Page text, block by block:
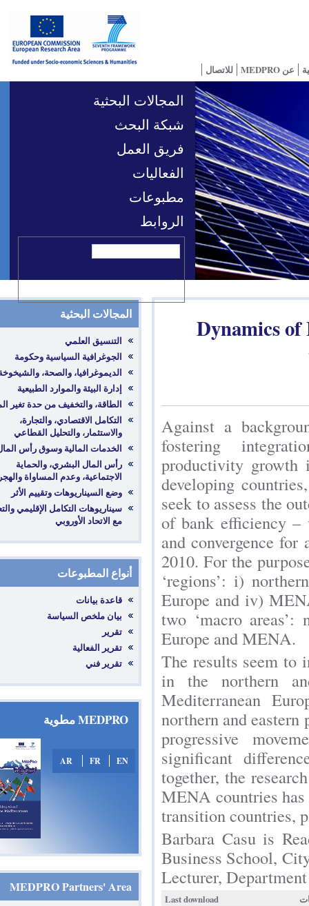
للاتصال
المجالات البحثية
شبكة البحث
فريق العمل
الفعاليات
مطبوعات
الروابط
المجالات البحثية
‎الطاقة، والتخفيف من حدة تغير المناخ
‎التكامل الاقتصادي، والتجارة،
والاستثمار، والتحليل القطاعي
‎الخدمات المالية وسوق رأس المال
‎رأس المال البشري، والحماية
الاجتماعية، وعدم المساواة والهجرة
‎وضع السيناريوهات وتقييم الأثر
‎سيناريوهات التكامل الإقليمي والتعاون
مع الاتحاد الأوروبي
أنواع المطبوعات
قاعدة بيانات
بيان ملخص السياسة
تقرير
تقرير الفعالية
تقرير فني
MEDPRO مطوية
EN
AR
MEDPRO Partners' Area
Against a
fostering
productivity
developing
seek to
of bank
and
2010. For the
‘regions’: i)
Europe and
two ‘macro
Europe and
The results
in the
northern and
progressive
significant
together, the
MENA
transition
Barbara
Business
Lecturer,
Last download